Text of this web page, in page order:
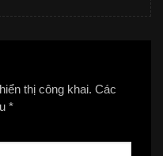
thị công khai. Các
*